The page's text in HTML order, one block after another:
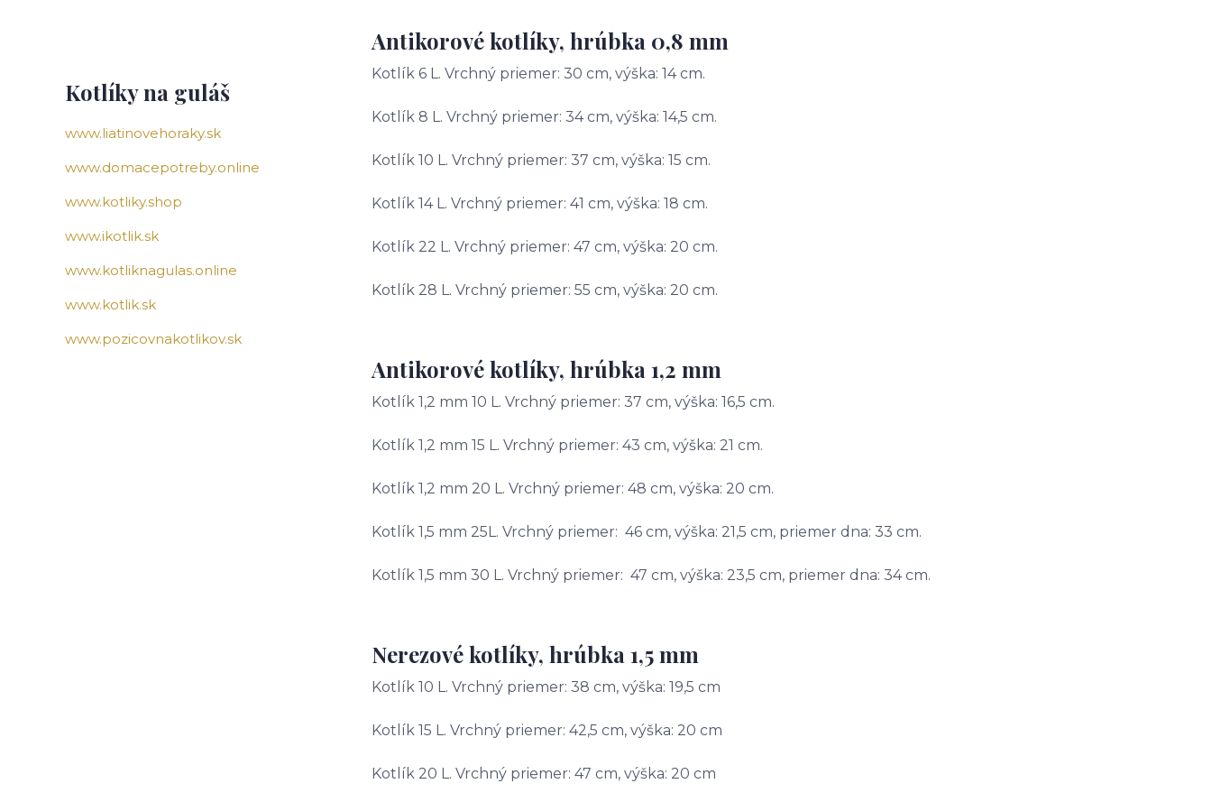
Kotlíky na guláš
www.liatinovehoraky.sk
www.domacepotreby.online
www.kotliky.shop
www.ikotlik.sk
www.kotliknagulas.online
www.kotlik.sk
www.pozicovnakotlikov.sk
Antikorové kotlíky, hrúbka 0,8 mm
Kotlík 6 L. Vrchný priemer: 30 cm, výška: 14 cm.
Kotlík 8 L. Vrchný priemer: 34 cm, výška: 14,5 cm.
Kotlík 10 L. Vrchný priemer: 37 cm, výška: 15 cm.
Kotlík 14 L. Vrchný priemer: 41 cm, výška: 18 cm.
Kotlík 22 L. Vrchný priemer: 47 cm, výška: 20 cm.
Kotlík 28 L. Vrchný priemer: 55 cm, výška: 20 cm.
Antikorové kotlíky, hrúbka 1,2 mm
Kotlík 1,2 mm 10 L. Vrchný priemer: 37 cm, výška: 16,5 cm.
Kotlík 1,2 mm 15 L. Vrchný priemer: 43 cm, výška: 21 cm.
Kotlík 1,2 mm 20 L. Vrchný priemer: 48 cm, výška: 20 cm.
Kotlík 1,5 mm 25L. Vrchný priemer: 46 cm, výška: 21,5 cm, priemer dna: 33 cm.
Kotlík 1,5 mm 30 L. Vrchný priemer: 47 cm, výška: 23,5 cm, priemer dna: 34 cm.
Nerezové kotlíky, hrúbka 1,5 mm
Kotlík 10 L. Vrchný priemer: 38 cm, výška: 19,5 cm
Kotlík 15 L. Vrchný priemer: 42,5 cm, výška: 20 cm
Kotlík 20 L. Vrchný priemer: 47 cm, výška: 20 cm